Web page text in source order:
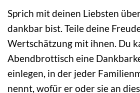
Sprich mit deinen Liebsten
dankbar bist. Teile deine
Wertschätzung mit ihnen. Du
Abendbrottisch eine
einlegen, in der jeder
nennt, wofür er oder sie an